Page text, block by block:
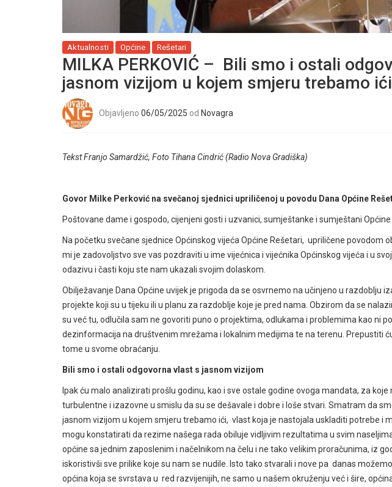
Aktualnosti Općine Rešetari
MILKA PERKOVIĆ – Bili smo i ostali
jasnom vizijom u kojem smjeru trebamo ići
Objavljeno 06/05/2025 od Novagra
Tekst Franjo Samardžić, Foto Tihana Cindrić (Radio Nova Gradiška)
Govor Milke Perković na svečanoj sjednici upriličenoj u povodu Dana Općine
Poštovane dame i gospodo, cijenjeni gosti i uzvanici, sumještanke i sumještani
Na početku svečane sjednice Općinskog vijeća Općine Rešetari, upriličene povodom
mi je zadovoljstvo sve vas pozdraviti u ime vijećnica i vijećnika Općinskog vijeća i u
odazivu i časti koju ste nam ukazali svojim dolaskom.
Obilježavanje Dana Općine uvijek je prigoda da se osvrnemo na učinjeno u razdoblju
projekte koji su u tijeku ili u planu za razdoblje koje je pred nama. Obzirom da se
su već tu, odlučila sam ne govoriti puno o projektima, odlukama i problemima kao ni
dezinformacija na društvenim mrežama i lokalnim medijima te na terenu. Prepustiti
tome u svome obraćanju.
Bili smo i ostali odgovorna vlast s jasnom vizijom
Ipak ću malo analizirati prošlu godinu, kao i sve ostale godine ovoga mandata, za
turbulentne i izazovne u smislu da su se dešavale i dobre i loše stvari. Smatram da
jasnom vizijom u kojem smjeru trebamo ići, vlast koja je nastojala uskladiti potrebe i
mogu konstatirati da rezime našega rada obiluje vidljivim rezultatima u svim
općine sa jednim zaposlenim i načelnikom na čelu i ne tako velikim proračunima, iz
iskoristivši sve prilike koje su nam se nudile. Isto tako stvarali i nove pa danas
općina koja se svrstava u red razvijenijih, ne samo u našem okruženju već i šire,